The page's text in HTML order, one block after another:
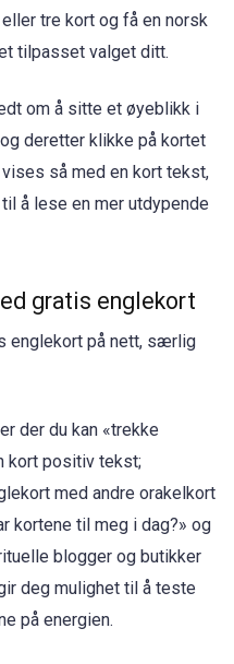
tre kort og få en norsk
tilpasset valget ditt.
om å sitte et øyeblikk i
deretter klikke på kortet
så med en kort tekst,
å lese en mer utdypende
gratis englekort
englekort på nett, særlig
der du kan «trekke
kort positiv tekst;
med andre orakelkort
kortene til meg i dag?» og
blogger og butikker
deg mulighet til å teste
på energien.